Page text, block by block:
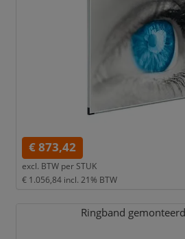
€ 873,42
excl. BTW per STUK
€ 1.056,84 incl. 21% BTW
Ringband